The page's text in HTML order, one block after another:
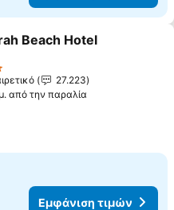
στα αγαπημένα
Beach Hotel
27.223
από την παραλία
Εμφάνιση τιμών